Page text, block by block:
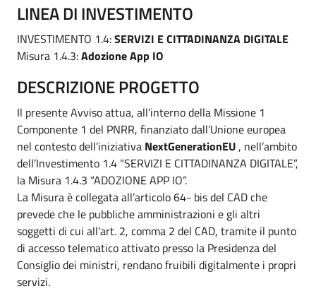
LINEA DI INVESTIMENTO
INVESTIMENTO 1.4:SERVIZI E CITTADINANZA DIGITALE
Misura 1.4.3:Adozione App IO
DESCRIZIONE PROGETTO
Il presente Avviso attua, all’interno della Missione 1
Componente 1 del PNRR, finanziato dall’Unione europea
nel contesto dell’iniziativa NextGenerationEU, nell’ambito
dell’Investimento 1.4 “SERVIZI E CITTADINANZA DIGITALE”,
la Misura 1.4.3 “ADOZIONE APP IO”.
La Misura è collegata all’articolo 64- bis del CAD che
prevede che le pubbliche amministrazioni e gli altri
soggetti di cui all’art. 2, comma 2 del CAD, tramite il punto
di accesso telematico attivato presso la Presidenza del
Consiglio dei ministri, rendano fruibili digitalmente i propri
servizi.